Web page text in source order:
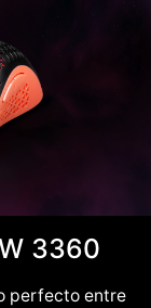
3360
perfecto entre